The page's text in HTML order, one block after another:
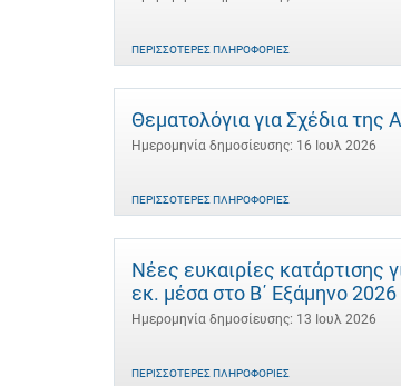
ΠΕΡΙΣΣΌΤΕΡΕΣ ΠΛΗΡΟΦΟΡΊΕΣ
Θεματολόγια για Σχέδια της
Ημερομηνία δημοσίευσης: 16 Ιουλ 2026
ΠΕΡΙΣΣΌΤΕΡΕΣ ΠΛΗΡΟΦΟΡΊΕΣ
Νέες ευκαιρίες κατάρτισης
εκ. μέσα στο Β΄ Εξάμηνο 2026
Ημερομηνία δημοσίευσης: 13 Ιουλ 2026
ΠΕΡΙΣΣΌΤΕΡΕΣ ΠΛΗΡΟΦΟΡΊΕΣ